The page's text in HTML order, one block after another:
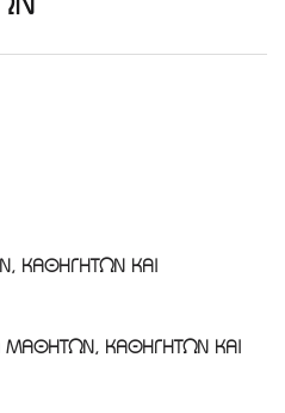
ΚΑΘΗΓΗΤΩΝ ΚΑΙ
ΜΑΘΗΤΩΝ, ΚΑΘΗΓΗΤΩΝ ΚΑΙ